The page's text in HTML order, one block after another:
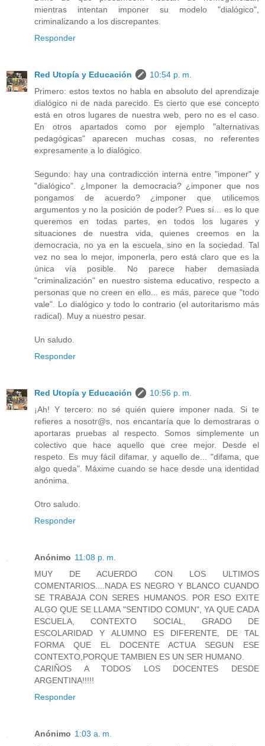
mientras intentan imponer su modelo "dialógico",
criminalizando a los discrepantes.
Responder
Red Utopía y Educación
10:54 p. m.
Primero: estos textos no habla en absoluto del aprendizaje
dialógico ni de nada parecido. Es cierto que ese concepto
está en otros lugares de nuestra web, pero no es el caso.
En otros apartados como por ejemplo "alternativas
pedagógicas" aparecen muchas cosas, no referentes
expresamente a lo dialógico.
Segundo: hay una contradicción interna entre "imponer" y
"dialógico". ¿Imponer la democracia? ¿imponer que nos
pongamos de acuerdo? ¿imponer que utilicemos
argumentos y no la posición de poder? Pues sí... es lo que
queremos en todas partes, en todos los lugares y
situaciones de nuestra vida, quienes creemos en la
democracia, no ya en la escuela, sino en la sociedad. Tal
vez no sea lo mejor, imponerla, pero está claro que es la
única vía posible. No parece haber demasiada
"criminalización" en nuestro sistema educativo, respecto a
personas que no creen en ello... es más, parece que "todo
vale". Lo dialógico y todo lo contrario (el autoritarismo más
radical). Muy a nuestro pesar.
Un saludo.
Responder
Red Utopía y Educación
10:56 p. m.
¡Ah! Y tercero: no sé quién quiere imponer nada. Si te
refieres a nosotr@s, nos encantaría que lo demostraras o
aportaras pruebas al respecto. Somos simplemente un
colectivo que hace aquello que cree mejor. Desde el
respeto. Es muy fácil difamar, y aquello de... "difama, que
algo queda". Máxime cuando se hace desde una identidad
anónima.
Otro saludo.
Responder
Anónimo 11:08 p. m.
MUY DE ACUERDO CON LOS ULTIMOS
COMENTARIOS....NADA ES NEGRO Y BLANCO CUANDO
SE TRABAJA CON SERES HUMANOS. POR ESO EXITE
ALGO QUE SE LLAMA "SENTIDO COMUN", YA QUE CADA
ESCUELA, CONTEXTO SOCIAL, GRADO DE
ESCOLARIDAD Y ALUMNO ES DIFERENTE, DE TAL
FORMA QUE EL DOCENTE ACTUA SEGUN ESE
CONTEXTO,PORQUE TAMBIEN ES UN SER HUMANO.
CARIÑOS A TODOS LOS DOCENTES DESDE
ARGENTINA!!!!!
Responder
Anónimo 1:03 a. m.